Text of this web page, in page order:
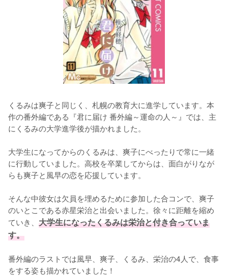
くるみは爽子と同じく、札幌の教育大に進学しています。本
作の番外編である『君に届け 番外編～運命の人～』では、主
にくるみの大学進学後が描かれました。
大学生になってからのくるみは、爽子にべったりで常に一緒
に行動していました。高校を卒業してからは、面白がりなが
らも爽子と風早の恋を応援しています。
そんな中彼女は欠員を埋めるために参加した合コンで、爽子
のいとこである赤星栄治と出会いました。徐々に距離を縮め
ていき、 大学生になったくるみは栄治と付き合っていま
す。
番外編のラストでは風早、爽子、くるみ、栄治の4人で、食事
をする姿も描かれていました！